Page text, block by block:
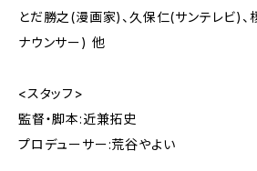
とだ勝之(漫画家)、久保仁(サンテレビ)、
ナウンサー) 他
<スタッフ>
監督・脚本:近兼拓史
プロデューサー:荒谷やよい